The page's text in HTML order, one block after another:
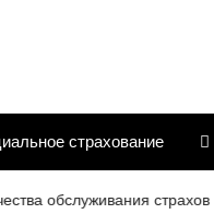
страхование
страховых